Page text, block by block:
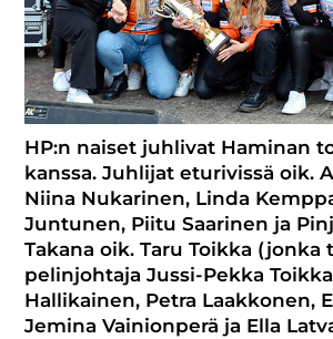
HP:n naiset juhlivat Haminan
kanssa. Juhlijat eturivissä oik.
Niina Nukarinen, Linda
Juntunen, Piitu Saarinen ja
Takana oik. Taru Toikka (jonka
pelinjohtaja Jussi-Pekka
Hallikainen, Petra Laakkonen,
Jemina Vainionperä ja Ella